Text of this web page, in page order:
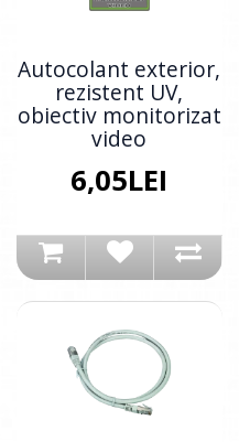
Autocolant exterior,
rezistent UV,
obiectiv monitorizat
video
6,05LEI